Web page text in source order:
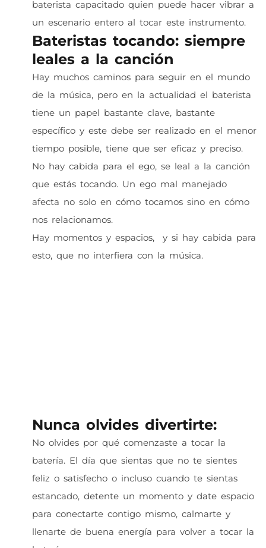
baterista capacitado quien puede hacer vibrar a
un escenario entero al tocar este instrumento.
Bateristas tocando: siempre
leales a la canción
Hay muchos caminos para seguir en el mundo
de la música, pero en la actualidad el baterista
tiene un papel bastante clave, bastante
específico y este debe ser realizado en el menor
tiempo posible, tiene que ser eficaz y preciso.
No hay cabida para el ego, se leal a la canción
que estás tocando. Un ego mal manejado
afecta no solo en cómo tocamos sino en cómo
nos relacionamos.
Hay momentos y espacios, y si hay cabida para
esto, que no interfiera con la música.
Nunca olvides divertirte:
No olvides por qué comenzaste a tocar la
batería. El día que sientas que no te sientes
feliz o satisfecho o incluso cuando te sientas
estancado, detente un momento y date espacio
para conectarte contigo mismo, calmarte y
llenarte de buena energía para volver a tocar la